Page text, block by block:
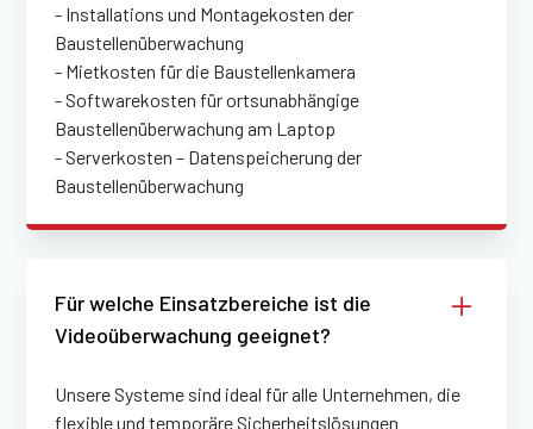
- Installations und Montagekosten der
Baustellenüberwachung
- Mietkosten für die Baustellenkamera
- Softwarekosten für ortsunabhängige
Baustellenüberwachung am Laptop
- Serverkosten – Datenspeicherung der
Baustellenüberwachung
Für welche Einsatzbereiche ist die
Videoüberwachung geeignet?
Unsere Systeme sind ideal für alle Unternehmen, die
flexible und temporäre Sicherheitslösungen